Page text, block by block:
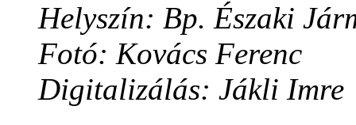
Helyszín: Bp. Északi
Fotó: Kovács Ferenc
Digitalizálás: Jákli Imre